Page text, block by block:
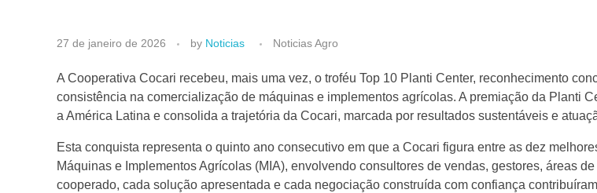
C
o
c
a
27 de janeiro de 2026 by Noticias Noticias Agro
A Cooperativa Cocari recebeu, mais uma vez, o troféu Top 10 Planti Center, reconhecimento
consistência na comercialização de máquinas e implementos agrícolas. A premiação da Planti
a América Latina e consolida a trajetória da Cocari, marcada por resultados sustentáveis e
Esta conquista representa o quinto ano consecutivo em que a Cocari figura entre as dez
Máquinas e Implementos Agrícolas (MIA), envolvendo consultores de vendas, gestores, áreas
cooperado, cada solução apresentada e cada negociação construída com confiança